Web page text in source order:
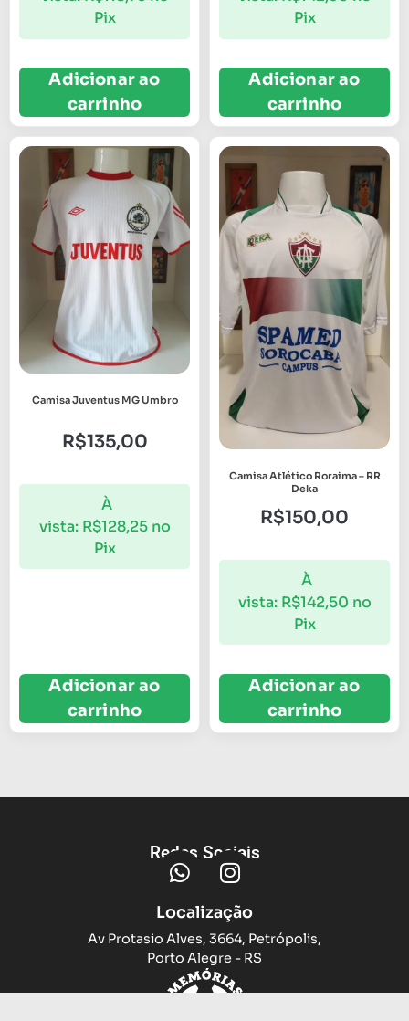
Pix
Adicionar ao
carrinho
Pix
Adicionar ao
carrinho
Camisa Juventus MG Umbro
R$135,00
À
vista: R$128,25 no
Pix
Adicionar ao
carrinho
Camisa Atlético Roraima – RR
Deka
R$150,00
À
vista: R$142,50 no
Pix
Adicionar ao
carrinho
Redes Sociais
Localização
Av Protasio Alves, 3664, Petrópolis,
Porto Alegre - RS